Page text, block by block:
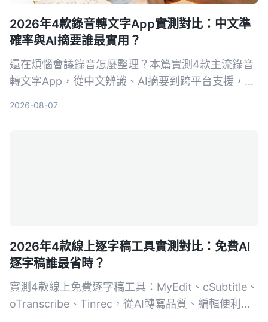
2026年4款錄音轉文字App實測對比：中文準
確率與AI摘要誰最實用？
還在煩惱會議錄音怎麼整理？本篇實測4款主流錄音
轉文字App，從中文辨識、AI摘要到跨平台支援，幫
2026-08-07
2026年4款線上逐字稿工具實測對比：免費AI
逐字稿誰最省時？
實測4款線上免費逐字稿工具：MyEdit、cSubtitle、
oTranscribe、Tinrec，從AI轉寫品質、編輯便利